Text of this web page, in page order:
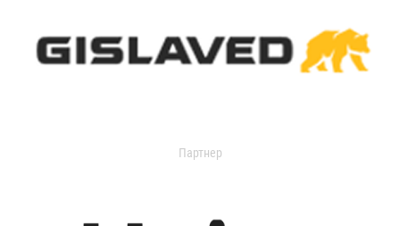
Партнер